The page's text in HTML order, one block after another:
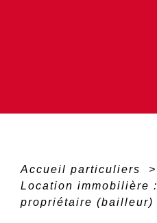
Accueil particuliers >
Location immobilière
propriétaire (bailleur)